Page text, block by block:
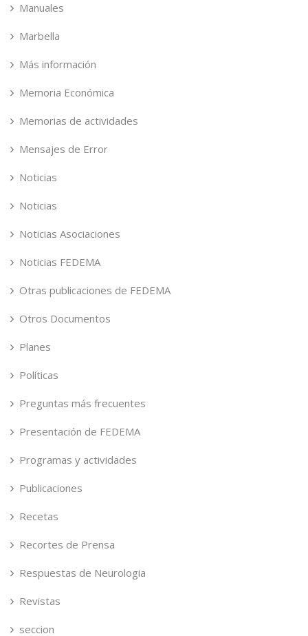
Manuales
Marbella
Más información
Memoria Económica
Memorias de actividades
Mensajes de Error
Noticias
Noticias
Noticias Asociaciones
Noticias FEDEMA
Otras publicaciones de FEDEMA
Otros Documentos
Planes
Políticas
Preguntas más frecuentes
Presentación de FEDEMA
Programas y actividades
Publicaciones
Recetas
Recortes de Prensa
Respuestas de Neurologia
Revistas
seccion